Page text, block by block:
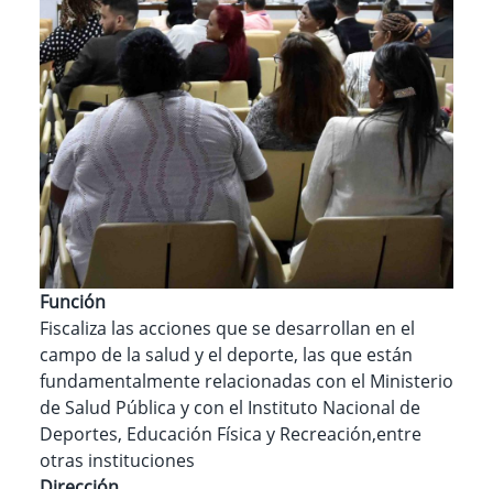
Función
Fiscaliza las acciones que se desarrollan en el
campo de la salud y el deporte, las que están
fundamentalmente relacionadas con el Ministerio
de Salud Pública y con el Instituto Nacional de
Deportes, Educación Física y Recreación,entre
otras instituciones